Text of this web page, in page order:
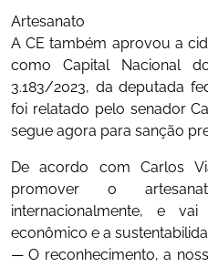
Artesanato
A CE também aprovou a
como Capital Nacional
3.183/2023, da deputada
foi relatado pelo senador
segue agora para sanção
De acordo com Carlos
promover o
internacionalmente, e
econômico e a
— O reconhecimento, a